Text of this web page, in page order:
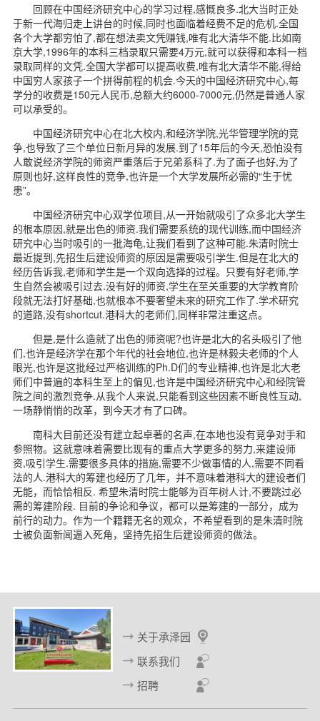
回顾在中国经济研究中心的学习过程,感慨良多.北大当时正处
于新一代海归走上讲台的时候,同时也面临着经费不足的危机.全国
各个大学都穷怕了,都在想法卖文凭赚钱,唯有北大清华不能.比如南
京大学,1996年的本科三档录取只需要4万元,就可以获得和本科一档
录取同样的文凭.全国大学都可以提高收费,唯有北大清华不能,得给
中国穷人家孩子一个拼得前程的机会.今天的中国经济研究中心,每
学分的收费是150元人民币,总额大约6000-7000元,仍然是普通人家
可以承受的。
中国经济研究中心在北大校内,和经济学院,光华管理学院的竞
争,也导致了三个单位日新月异的发展.到了15年后的今天,恐怕没有
人敢说经济学院的师资严重落后于兄弟系科了.为了面子也好,为了
原则也好,这样良性的竞争,也许是一个大学发展所必需的“生于忧
患”。
中国经济研究中心双学位项目,从一开始就吸引了众多北大学生
的根本原因,就是出色的师资.我们需要系统的现代训练,而中国经济
研究中心当时吸引的一批海龟,让我们看到了这种可能.朱清时院士
最近提到,先招生后建设师资的原因是需要吸引学生.但是在北大的
经历告诉我,老师和学生是一个双向选择的过程。只要有好老师,学
生自然会被吸引过去.没有好的师资,学生在至关重要的大学教育阶
段就无法打好基础,也就根本不要奢望未来的研究工作了.学术研究
的道路,没有shortcut.港科大的老师们,同样非常注重这点。
但是,是什么造就了出色的师资呢?也许是北大的名头吸引了他
们,也许是经济学在那个年代的社会地位,也许是林毅夫老师的个人
眼光,也许是这批经过严格训练的Ph.D们的专业精神,也许是北大老
师们中普遍的本科生至上的偏见,也许是中国经济研究中心和经院管
院之间的激烈竞争.从我个人来说,只能看到这些因素不断良性互动,
一场静悄悄的改革，到今天才有了口碑。
南科大目前还没有建立起卓著的名声,在本地也没有竞争对手和
参照物。这就意味着需要比现有的重点大学更多的努力,来建设师
资,吸引学生.需要很多具体的措施,需要不少做事情的人,需要不同看
法的人.港科大的筹建也经历了几年，并不意味着港科大的建设者们
无能，而恰恰相反. 希望朱清时院士能够为百年树人计,不要跳过必
需的筹建阶段. 目前的争论和争议，都可以是筹建的一部分，成为
前行的动力。作为一个籍籍无名的观众，不希望看到的是朱清时院
士被负面新闻逼入死角，坚持先招生后建设师资的做法。
关于承泽园
联系我们
招聘